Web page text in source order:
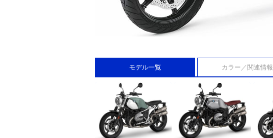
モデル一覧 カラー／関連情報